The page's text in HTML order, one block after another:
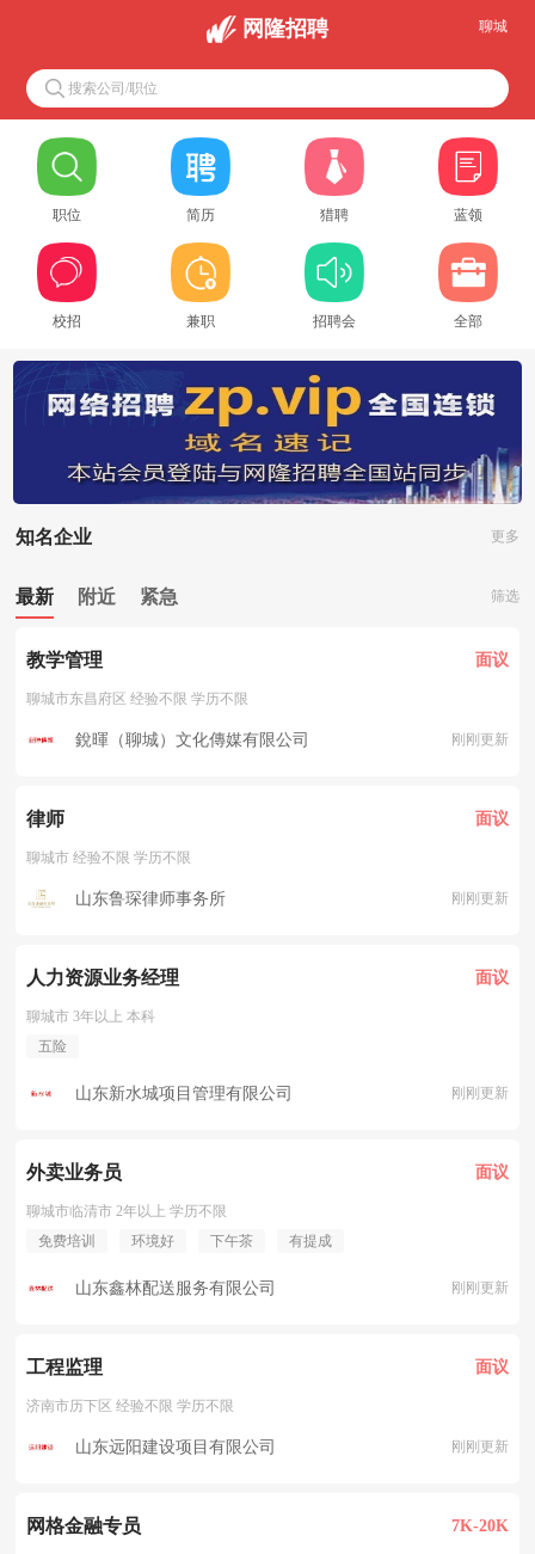
网隆招聘 聊城
搜索公司/职位
职位 简历 猎聘 蓝领
校招 兼职 招聘会 全部
知名企业 更多
最新 附近 紧急 筛选
教学管理 面议
聊城市东昌府区 经验不限 学历不限
銳暉（聊城）文化傳媒有限公司 刚刚更新
律师 面议
聊城市 经验不限 学历不限
山东鲁琛律师事务所 刚刚更新
人力资源业务经理 面议
聊城市 3年以上 本科
五险
山东新水城项目管理有限公司 刚刚更新
外卖业务员 面议
聊城市临清市 2年以上 学历不限
免费培训
环境好 下午茶 有提成
山东鑫林配送服务有限公司 刚刚更新
工程监理 面议
济南市历下区 经验不限 学历不限
山东远阳建设项目有限公司 刚刚更新
网格金融专员 7K-20K